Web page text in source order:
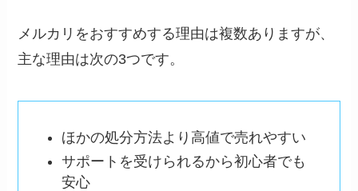
メルカリをおすすめする理由は複数ありますが、
主な理由は次の3つです。
ほかの処分方法より高値で売れやすい
サポートを受けられるから初心者でも
安心